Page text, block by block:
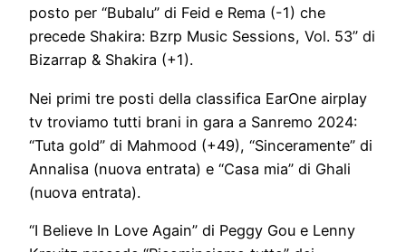
posto per “Bubalu” di Feid e Rema (-1) che
precede Shakira: Bzrp Music Sessions, Vol. 53” di
Bizarrap & Shakira (+1).
Nei primi tre posti della classifica EarOne airplay
tv troviamo tutti brani in gara a Sanremo 2024:
“Tuta gold” di Mahmood (+49), “Sinceramente” di
Annalisa (nuova entrata) e “Casa mia” di Ghali
(nuova entrata).
“I Believe In Love Again” di Peggy Gou e Lenny